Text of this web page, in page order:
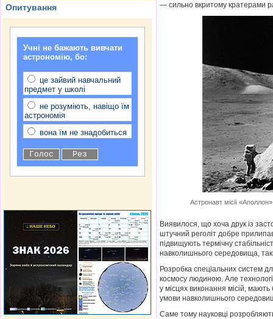
Опитування
Учні не бажають вивчати
астрономію, бо:
це зайвий навчальний
предмет у школі
не розуміють, навіщо їм
астрономія
вона їм не знадобиться
— сильно вкритому кратерами
Астронавт місії
Виявилося, що хоча друк із
штучний реголіт добре
підвищують термічну
навколишнього середовища,
Розробка спеціальних систем
космосу людиною. Але
у місцях виконання місій,
умови навколишнього
Саме тому науковці